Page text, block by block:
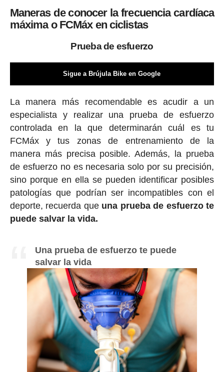
Maneras de conocer la frecuencia cardíaca
máxima o FCMáx en ciclistas
Prueba de esfuerzo
Sigue a Brújula Bike en Google
La manera más recomendable es acudir a un
especialista y realizar una prueba de esfuerzo
controlada en la que determinarán cuál es tu
FCMáx y tus zonas de entrenamiento de la
manera más precisa posible. Además, la prueba
de esfuerzo no es necesaria solo por su precisión,
sino porque en ella se pueden identificar posibles
patologías que podrían ser incompatibles con el
deporte, recuerda que una prueba de esfuerzo te
puede salvar la vida.
Una prueba de esfuerzo te puede
salvar la vida